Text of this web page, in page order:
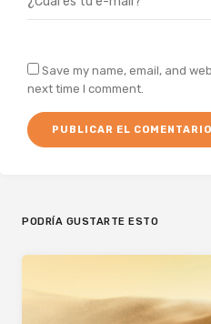
Save my name, email, and
next time I comment.
PODRÍA GUSTARTE ESTO